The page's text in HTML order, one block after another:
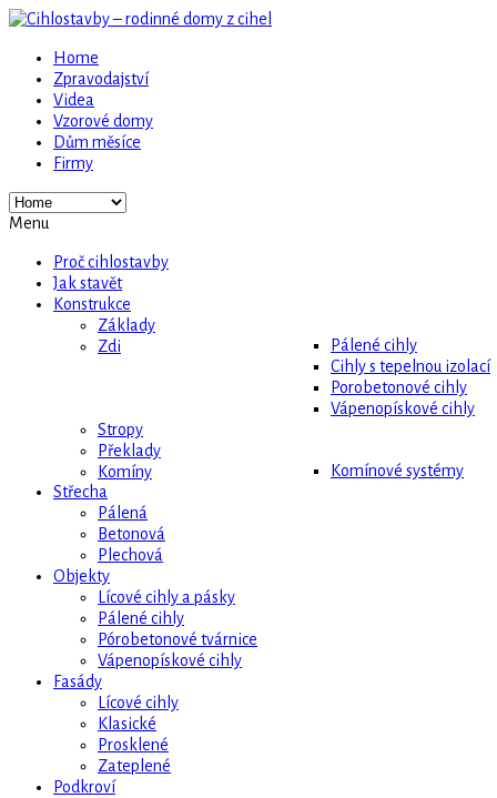
Home
Zpravodajství
Videa
Vzorové domy
Dům měsíce
Firmy
Menu
Proč cihlostavby
Jak stavět
Konstrukce
Základy
Zdi
Pálené cihly
Cihly s tepelnou izolací
Porobetonové cihly
Vápenopískové cihly
Stropy
Překlady
Komíny
Komínové systémy
Střecha
Pálená
Betonová
Plechová
Objekty
Lícové cihly a pásky
Pálené cihly
Pórobetonové tvárnice
Vápenopískové cihly
Fasády
Lícové cihly
Klasické
Prosklené
Zateplené
Podkroví